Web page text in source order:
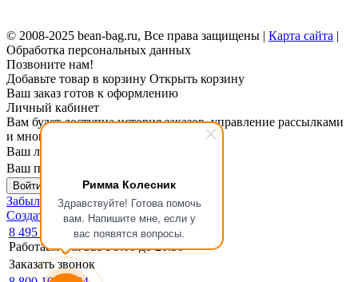
Римма Колесник
Здравствуйте! Готова помочь
вам. Напишите мне, если у
вас появятся вопросы.
© 2008-2025 bean-bag.ru, Все права защищены | Карта сайта |
Обработка персональных данных
Позвоните нам!
Добавьте товар в корзину Открыть корзину
Ваш заказ готов к оформлению
Личный кабинет
Вам будет доступна история заказов, управление рассылками
и многое другое.
Ваш логин
Ваш пароль
Войти в личный кабинет
Забыли пароль?
Создать личный кабинет
8 495 133-17-19
Работаем для вас с 9:00 до 20:30
Заказать звонок